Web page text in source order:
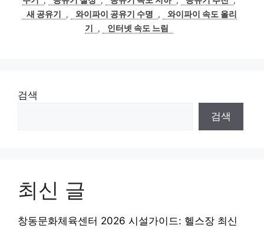
리
새 공유기
, 와이파이 공유기 수명 ,
와이파이 속도 올리
기
, 인터넷 속도 느림
검색
검색
최신 글
창동문화체육센터 2026 시설가이드: 헬스장 최신